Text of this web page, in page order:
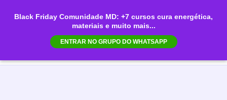
Black Friday Comunidade MD: +7 cursos cura energética,
materiais e muito mais...
ENTRAR NO GRUPO DO WHATSAPP
para